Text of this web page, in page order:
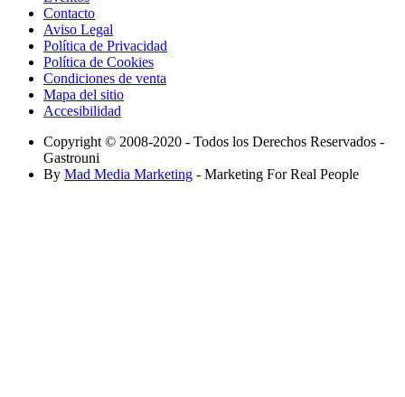
Contacto
Aviso Legal
Política de Privacidad
Política de Cookies
Condiciones de venta
Mapa del sitio
Accesibilidad
Copyright © 2008-2020 - Todos los Derechos Reservados -
Gastrouni
By Mad Media Marketing - Marketing For Real People